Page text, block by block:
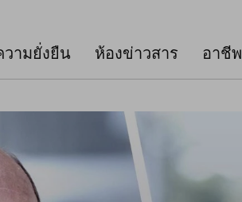
วามยั่งยืน ห้องข่าวสาร อาชีพ